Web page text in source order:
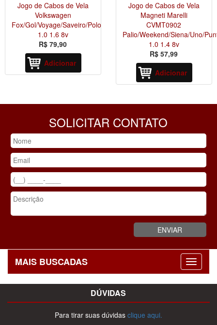
Jogo de Cabos de Vela
Volkswagen
Fox/Gol/Voyage/Saveiro/Polo
1.0 1.6 8v
R$ 79,90
Adicionar
Jogo de Cabos de Vela
Magneti Marelli
CVMT0902
Palio/Weekend/Siena/Uno/
1.0 1.4 8v
R$ 57,99
Adicionar
SOLICITAR CONTATO
MAIS BUSCADAS
DÚVIDAS
Para tirar suas dúvidas clique aqui.